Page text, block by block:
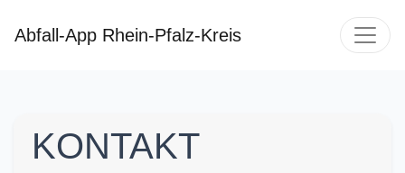
Abfall-App Rhein-Pfalz-Kreis
KONTAKT